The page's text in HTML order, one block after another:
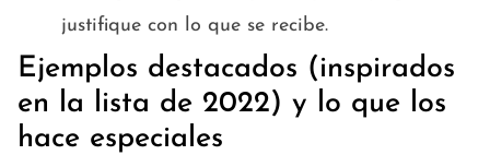
justifique con lo que se recibe.
Ejemplos destacados (inspirados
en la lista de 2022) y lo que los
hace especiales